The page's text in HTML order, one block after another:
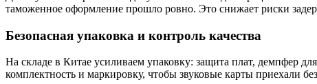
таможенное оформление прошло ровно. Это снижает риски
Безопасная упаковка и контроль качества
На складе в Китае усиливаем упаковку: защита плат, демпфер
комплектность и маркировку, чтобы звуковые карты приехали